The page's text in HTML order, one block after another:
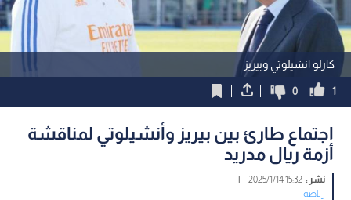
كارلو انشيلوتي وبيريز
1
0
اجتماع طارئ بين بيريز وأنشيلوتي لمناقشة
أزمة ريال مدريد
نشر :15:32 2025/1/14
|
رياضة